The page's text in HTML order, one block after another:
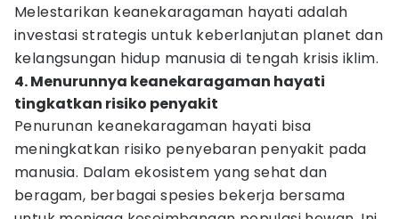
Melestarikan keanekaragaman hayati adalah
investasi strategis untuk keberlanjutan planet dan
kelangsungan hidup manusia di tengah krisis iklim.
4. Menurunnya keanekaragaman hayati
tingkatkan risiko penyakit
Penurunan keanekaragaman hayati bisa
meningkatkan risiko penyebaran penyakit pada
manusia. Dalam ekosistem yang sehat dan
beragam, berbagai spesies bekerja bersama